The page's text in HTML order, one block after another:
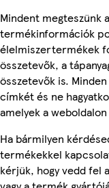
Mindent megteszünk
termékinformációk
élelmiszertermékek
összetevők, a
összetevők is.
címkét és ne
amelyek a
Ha bármilyen
termékekkel
kérjük, hogy vedd fel